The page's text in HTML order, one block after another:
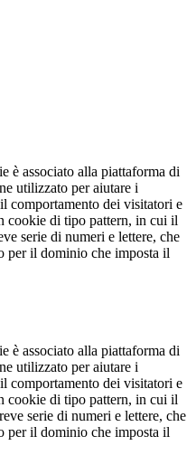
è associato alla piattaforma di
utilizzato per aiutare i
comportamento dei visitatori e
cookie di tipo pattern, in cui il
serie di numeri e lettere, che
per il dominio che imposta il
è associato alla piattaforma di
utilizzato per aiutare i
comportamento dei visitatori e
cookie di tipo pattern, in cui il
serie di numeri e lettere, che
per il dominio che imposta il